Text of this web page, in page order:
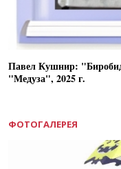
Павел Кушнир:
"Медуза", 2025 г.
ФОТОГАЛЕРЕЯ